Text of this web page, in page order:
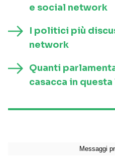
e social network
I politici più
network
Quanti
casacca in